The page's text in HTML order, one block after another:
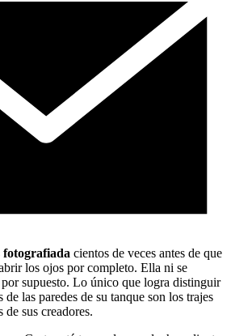
fotografiada cientos de veces antes de que
los ojos por completo. Ella ni se
por supuesto. Lo único que logra distinguir
de las paredes de su tanque son los trajes
de sus creadores.